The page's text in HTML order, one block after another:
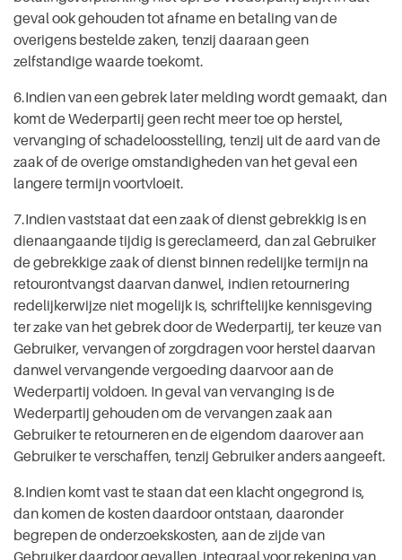
geval ook gehouden tot afname en betaling van de
overigens bestelde zaken, tenzij daaraan geen
zelfstandige waarde toekomt.
6.Indien van een gebrek later melding wordt gemaakt, dan
komt de Wederpartij geen recht meer toe op herstel,
vervanging of schadeloosstelling, tenzij uit de aard van de
zaak of de overige omstandigheden van het geval een
langere termijn voortvloeit.
7.Indien vaststaat dat een zaak of dienst gebrekkig is en
dienaangaande tijdig is gereclameerd, dan zal Gebruiker
de gebrekkige zaak of dienst binnen redelijke termijn na
retourontvangst daarvan danwel, indien retournering
redelijkerwijze niet mogelijk is, schriftelijke kennisgeving
ter zake van het gebrek door de Wederpartij, ter keuze van
Gebruiker, vervangen of zorgdragen voor herstel daarvan
danwel vervangende vergoeding daarvoor aan de
Wederpartij voldoen. In geval van vervanging is de
Wederpartij gehouden om de vervangen zaak aan
Gebruiker te retourneren en de eigendom daarover aan
Gebruiker te verschaffen, tenzij Gebruiker anders aangeeft.
8.Indien komt vast te staan dat een klacht ongegrond is,
dan komen de kosten daardoor ontstaan, daaronder
begrepen de onderzoekskosten, aan de zijde van
Gebruiker daardoor gevallen, integraal voor rekening van